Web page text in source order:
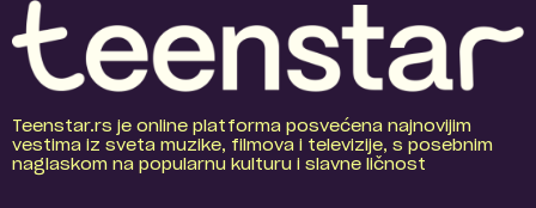
Teenstar.rs je online platforma posvećena najnovijim
vestima iz sveta muzike, filmova i televizije, s posebnim
naglaskom na popularnu kulturu i slavne ličnost